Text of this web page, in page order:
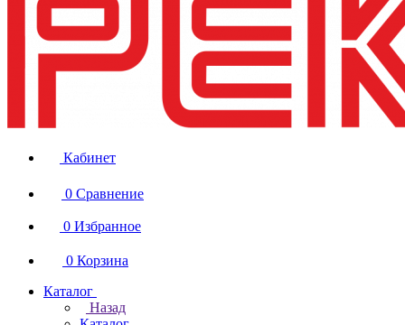
Кабинет
0 Сравнение
0 Избранное
0 Корзина
Каталог
Назад